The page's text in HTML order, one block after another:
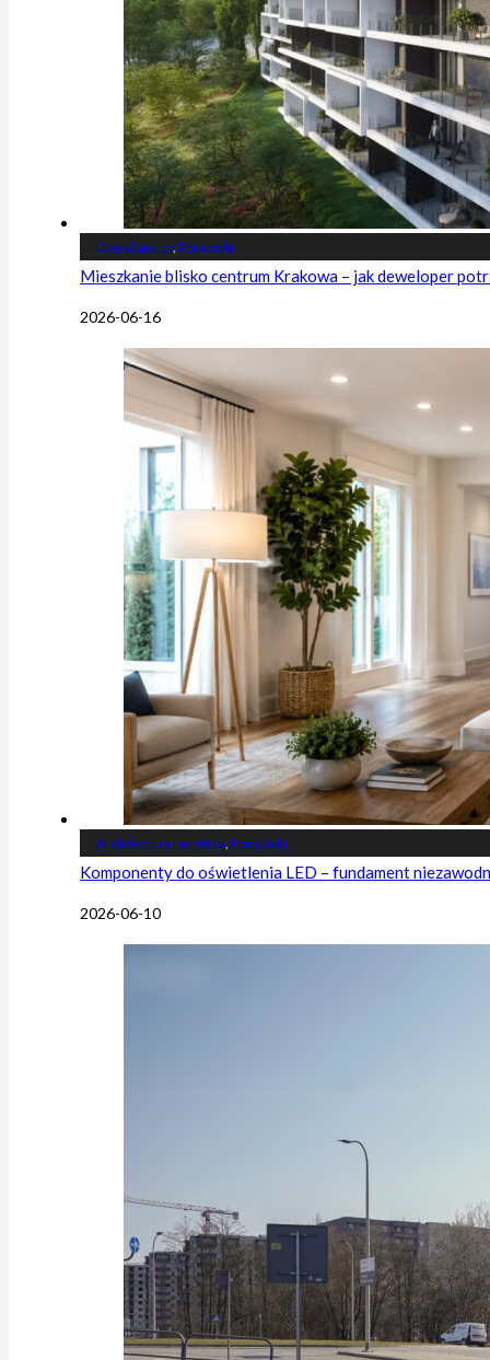
Deweloperzy, Poradniki
Mieszkanie blisko centrum Krakowa – jak deweloper
2026-06-16
Architektura i wnętrza Poradniki
Komponenty do oświetlenia LED – fundament
2026-06-10